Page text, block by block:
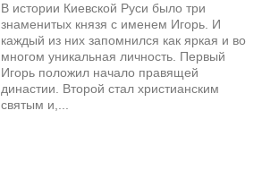
В истории Киевской Руси было три
знаменитых князя с именем Игорь. И
каждый из них запомнился как яркая и во
многом уникальная личность. Первый
Игорь положил начало правящей
династии. Второй стал христианским
святым и,...